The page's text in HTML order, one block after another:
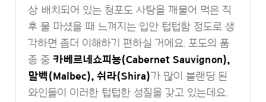
상 배치되어 있는 청포도 사탕을 깨물어 먹은 직
후 물 마셨을 때 느껴지는 입안 텁텁함 정도로 생
각하면 좀더 이해하기 편하실 거에요. 포도의 품
종 중 카베르네쇼피뇽(Cabernet Sauvignon),
말벡(Malbec), 쉬라(Shira)가 많이 블랜딩 된
와인들이 이러한 텁텁한 성질을 갖고 있는데요.